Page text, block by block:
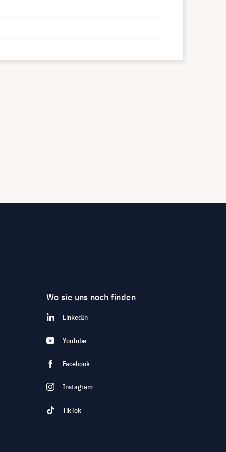
Wo sie uns noch finden
LinkedIn
YouTube
Facebook
Instagram
TikTok